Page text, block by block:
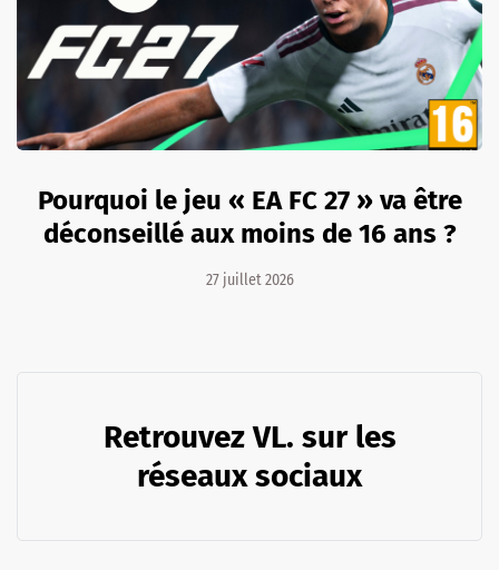
Pourquoi le jeu « EA FC 27 » va être
déconseillé aux moins de 16 ans ?
27 juillet 2026
Retrouvez VL. sur les
réseaux sociaux